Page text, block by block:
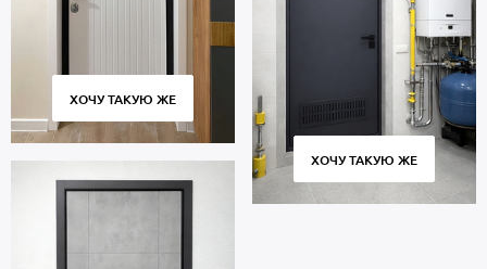
ХОЧУ ТАКУЮ ЖЕ
ХОЧУ ТАКУЮ ЖЕ